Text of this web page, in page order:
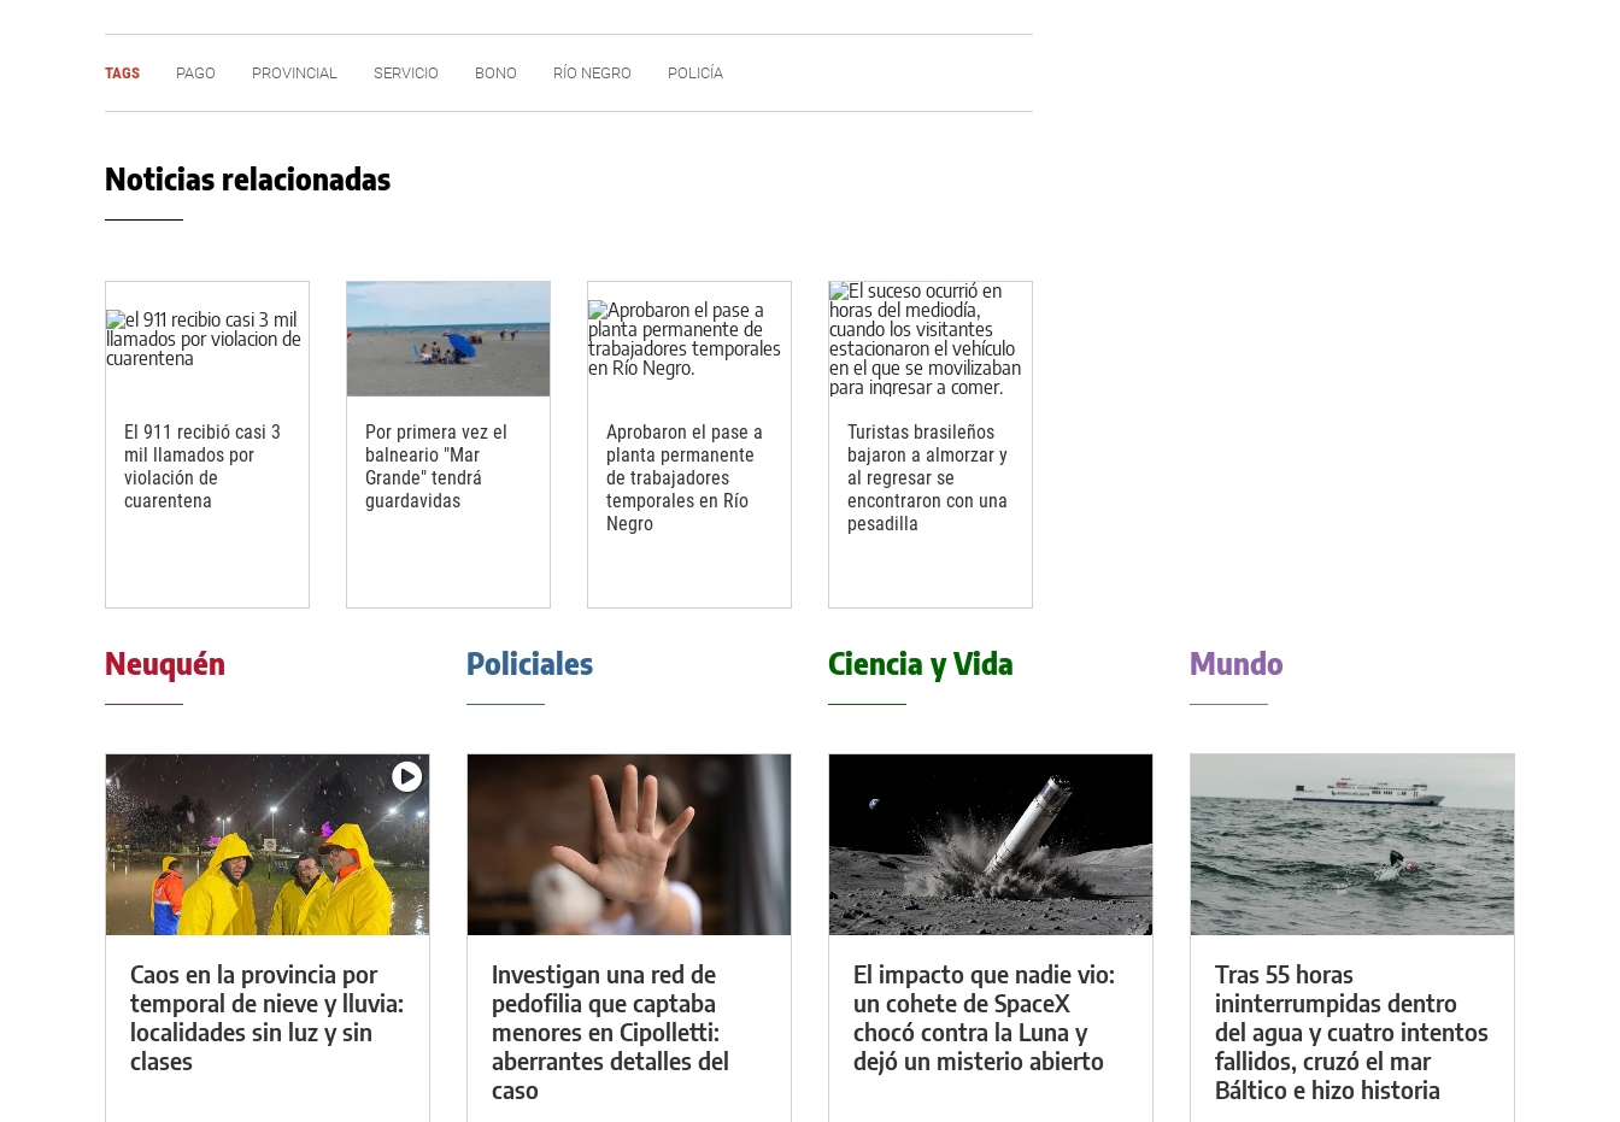
TAGS PAGO PROVINCIAL SERVICIO BONO RÍO NEGRO POLICÍA
Noticias relacionadas
El 911 recibió casi 3
mil llamados por
violación de
cuarentena
Por primera vez el
balneario "Mar
Grande" tendrá
guardavidas
Aprobaron el pase a
planta permanente
de trabajadores
temporales en Río
Negro
Turistas brasileños
bajaron a almorzar y
al regresar se
encontraron con una
pesadilla
Neuquén
Caos en la provincia por
temporal de nieve y lluvia:
localidades sin luz y sin
clases
Policiales
Investigan una red de
pedofilia que captaba
menores en Cipolletti:
aberrantes detalles del
caso
Ciencia y Vida
El impacto que nadie vio:
un cohete de SpaceX
chocó contra la Luna y
dejó un misterio abierto
Mundo
Tras 55 horas
ininterrumpidas dentro
del agua y cuatro intentos
fallidos, cruzó el mar
Báltico e hizo historia